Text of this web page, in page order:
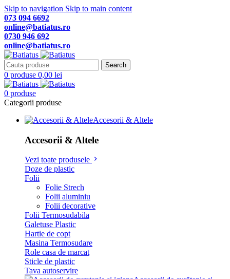
Skip to navigation Skip to main content
073 094 6692
online@batiatus.ro
0730 946 692
online@batiatus.ro
Search
0 produse 0,00 lei
0 produse
Categorii produse
Accesorii & Altele
Accesorii & Altele
Vezi toate produsele
Doze de plastic
Folii
Folie Strech
Folii aluminiu
Folii decorative
Folii Termosudabila
Galetuse Plastic
Hartie de copt
Masina Termosudare
Role casa de marcat
Sticle de plastic
Tava autoservire